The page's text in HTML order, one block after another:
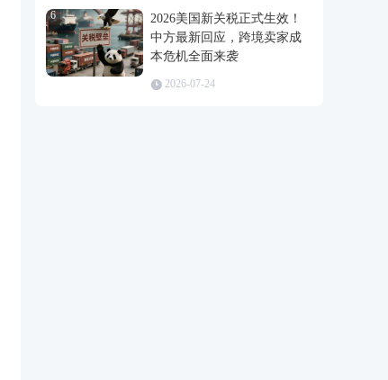
6
2026美国新关税正式生效！
中方最新回应，跨境卖家成
本危机全面来袭
2026-07-24